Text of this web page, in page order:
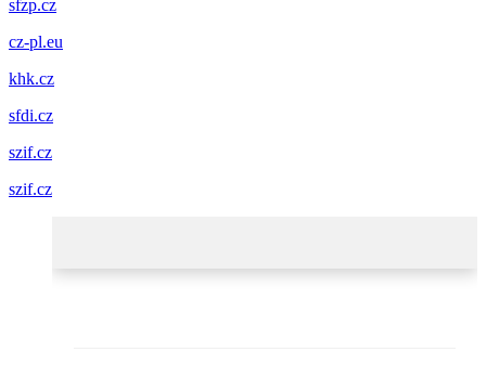
sfzp.cz
cz-pl.eu
khk.cz
sfdi.cz
szif.cz
szif.cz